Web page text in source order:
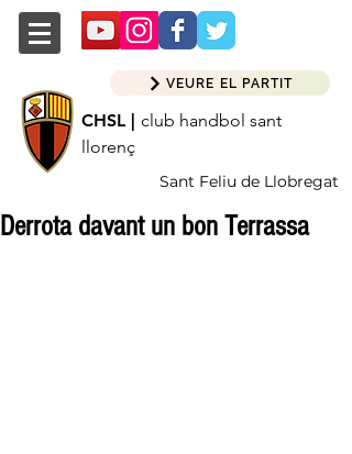
CHSL | club handbol sant
llorenç
Sant Feliu de Llobregat
VEURE EL PARTIT
Derrota davant un bon Terrassa